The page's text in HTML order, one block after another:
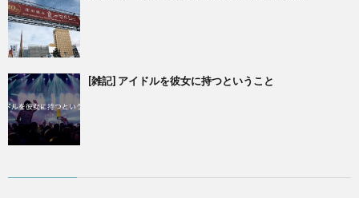
[雑記] アイドルを彼女に持つということ